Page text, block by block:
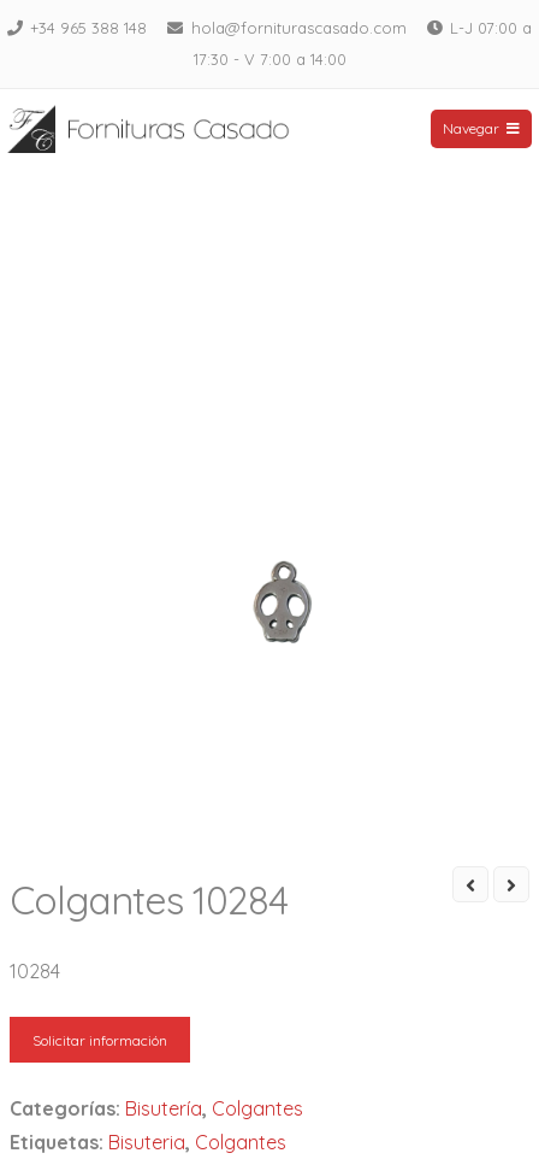
Saltar+34 965 388 148 hola@forniturascasado.com
L-J 07:00 a
17:30 - V 7:00 a 14:00
Fornituras Casado
Navegar
Colgantes 10284
10284
Solicitar información
Categorías: Bisutería, Colgantes
Etiquetas: Bisuteria, Colgantes